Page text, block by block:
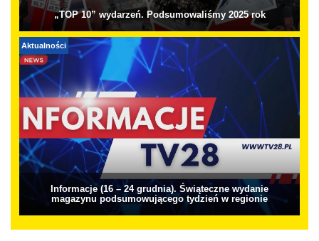
„TOP 10” wydarzeń. Podsumowaliśmy 2025 rok
Aktualności
Informacje (16 – 24 grudnia). Świąteczne wydanie
magazynu podsumowującego tydzień w regionie